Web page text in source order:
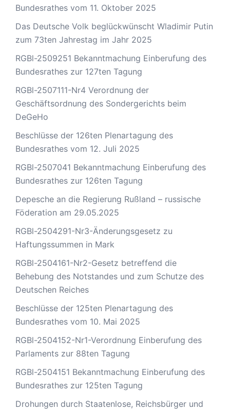
Bundesrathes vom 11. Oktober 2025
Das Deutsche Volk beglückwünscht Wladimir Putin
zum 73ten Jahrestag im Jahr 2025
RGBl-2509251 Bekanntmachung Einberufung des
Bundesrathes zur 127ten Tagung
RGBl-2507111-Nr4 Verordnung der
Geschäftsordnung des Sondergerichts beim
DeGeHo
Beschlüsse der 126ten Plenartagung des
Bundesrathes vom 12. Juli 2025
RGBl-2507041 Bekanntmachung Einberufung des
Bundesrathes zur 126ten Tagung
Depesche an die Regierung Rußland – russische
Föderation am 29.05.2025
RGBl-2504291-Nr3-Änderungsgesetz zu
Haftungssummen in Mark
RGBl-2504161-Nr2-Gesetz betreffend die
Behebung des Notstandes und zum Schutze des
Deutschen Reiches
Beschlüsse der 125ten Plenartagung des
Bundesrathes vom 10. Mai 2025
RGBl-2504152-Nr1-Verordnung Einberufung des
Parlaments zur 88ten Tagung
RGBl-2504151 Bekanntmachung Einberufung des
Bundesrathes zur 125ten Tagung
Drohungen durch Staatenlose, Reichsbürger und